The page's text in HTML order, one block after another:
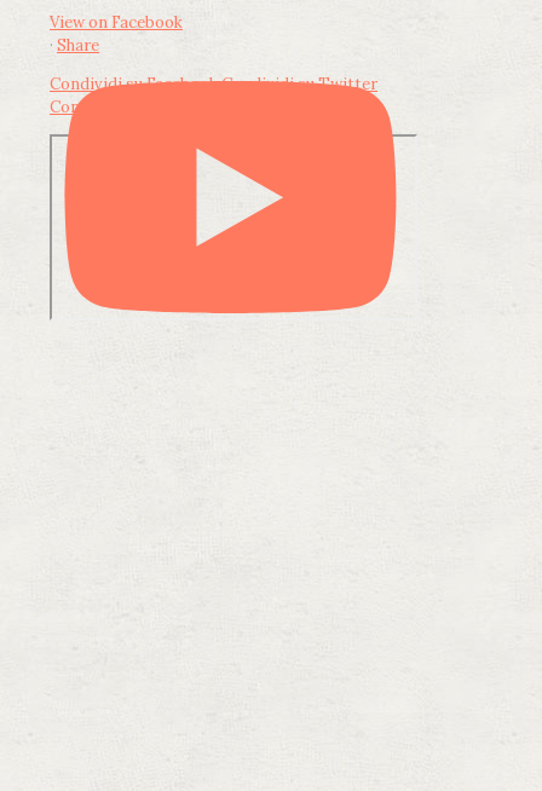
View on Facebook
· Share
Condividi su FacebookCondividi su Twitter
Condividi su LinkedIn